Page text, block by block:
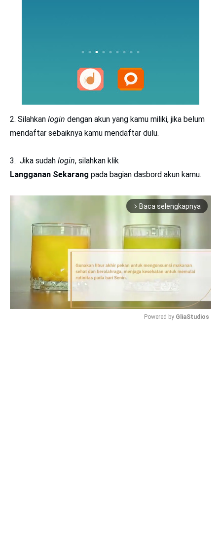
2. Silahkan login dengan akun yang kamu miliki, jika belum
mendaftar sebaiknya kamu mendaftar dulu.
3. Jika sudah login, silahkan klik
Langganan Sekarang pada bagian dasbord akun kamu.
arrow_forward_ios Baca selengkapnya
Powered by GliaStudios